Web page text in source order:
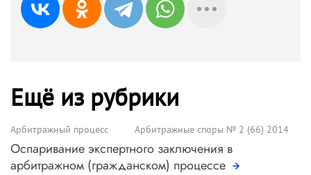
Ещё из рубрики
Арбитражный процесс Арбитражные споры № 2 (66) 2014
Оспаривание экспертного заключения в
арбитражном (гражданском) процессе